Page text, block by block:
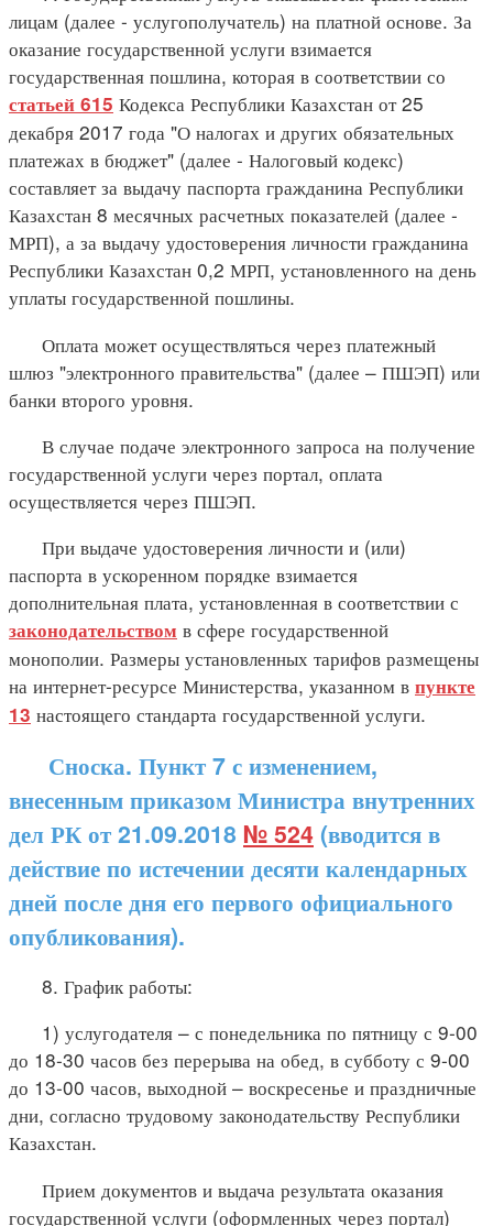
лицам (далее - услугополучатель) на платной основе. За
оказание государственной услуги взимается
государственная пошлина, которая в соответствии со
статьей 615 Кодекса Республики Казахстан от 25
декабря 2017 года "О налогах и других обязательных
платежах в бюджет" (далее - Налоговый кодекс)
составляет за выдачу паспорта гражданина Республики
Казахстан 8 месячных расчетных показателей (далее -
МРП), а за выдачу удостоверения личности гражданина
Республики Казахстан 0,2 МРП, установленного на день
уплаты государственной пошлины.
Оплата может осуществляться через платежный
шлюз "электронного правительства" (далее – ПШЭП) или
банки второго уровня.
В случае подаче электронного запроса на получение
государственной услуги через портал, оплата
осуществляется через ПШЭП.
При выдаче удостоверения личности и (или)
паспорта в ускоренном порядке взимается
дополнительная плата, установленная в соответствии с
законодательством в сфере государственной
монополии. Размеры установленных тарифов размещены
на интернет-ресурсе Министерства, указанном в пункте
13 настоящего стандарта государственной услуги.
Сноска. Пункт 7 с изменением,
внесенным приказом Министра внутренних
дел РК от 21.09.2018 № 524 (вводится в
действие по истечении десяти календарных
дней после дня его первого официального
опубликования).
8. График работы:
1) услугодателя – с понедельника по пятницу с 9-00
до 18-30 часов без перерыва на обед, в субботу с 9-00
до 13-00 часов, выходной – воскресенье и праздничные
дни, согласно трудовому законодательству Республики
Казахстан.
Прием документов и выдача результата оказания
государственной услуги (оформленных через портал)